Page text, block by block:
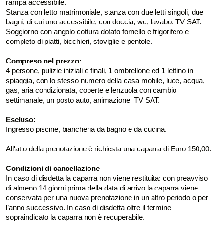
rampa accessibile.
Stanza con letto matrimoniale, stanza con due letti singoli, due
bagni, di cui uno accessibile, con doccia, wc, lavabo. TV SAT.
Soggiorno con angolo cottura dotato fornello e frigorifero e
completo di piatti, bicchieri, stoviglie e pentole.
Compreso nel prezzo:
4 persone, pulizie iniziali e finali, 1 ombrellone ed 1 lettino in
spiaggia, con lo stesso numero della casa mobile, luce, acqua,
gas, aria condizionata, coperte e lenzuola con cambio
settimanale, un posto auto, animazione, TV SAT.
Escluso:
Ingresso piscine, biancheria da bagno e da cucina.
All'atto della prenotazione è richiesta una caparra di Euro 150,00.
Condizioni di cancellazione
In caso di disdetta la caparra non viene restituita: con preavviso
di almeno 14 giorni prima della data di arrivo la caparra viene
conservata per una nuova prenotazione in un altro periodo o per
l’anno successivo. In caso di disdetta oltre il termine
sopraindicato la caparra non è recuperabile.